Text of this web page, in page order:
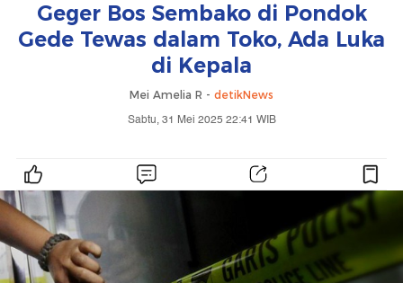
Geger Bos Sembako di Pondok
Gede Tewas dalam Toko, Ada Luka
di Kepala
Mei Amelia R - detikNews
Sabtu, 31 Mei 2025 22:41 WIB